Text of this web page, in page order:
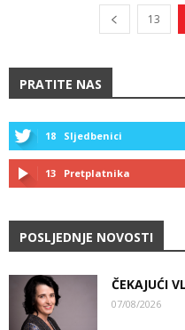
13
PRATITE NAS
18 Sljedbenici
13 Pretplatnika
POSLJEDNJE NOVOSTI
ČEKAJUĆI
07/08/2026